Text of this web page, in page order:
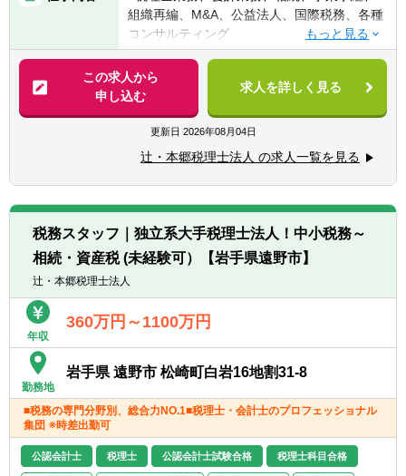
④税理士
⑤公認会計士
※税務業務未経験会計士の方も歓迎いたしま
す！！
【求める人物像】
■税務・会計にとどまらず、総合的な観点か
ら経営コンサルティングに携りたい方
組織再編、M&A、公益法人、国際税務、各種
コンサルティング
【法人全体の特色】
■業界トップレベルの規模でお客様に対して
サービス提供しています。
■チーム連携：税理士、公認会計士、中小企
業診断士など、税務・会計に関わる様々な分
野のエキスパートが集結し、案件によって
は、互いにチームを組んで業務を進めること
があります。
■広範囲な取扱業務
一般企業をはじめ、医療法人、公益法人、社
会福祉法人、地方公共団体、海外法人、個人
と幅広いお客様に対して、税務・会計サービ
スを提供しています。
この求人から
申し込む
求人を詳しく見る
更新日 2026年08月04日
辻・本郷税理士法人 の求人一覧を見る
税務スタッフ｜独立系大手税理士法人！中小税務～
相続・資産税 (未経験可）【岩手県遠野市】
辻・本郷税理士法人
年収
360万円～1100万円
勤務地
岩手県 遠野市 松崎町白岩16地割31-8
■税務の専門分野別、総合力NO.1■税理士・会計士のプロフェッショナル
集団 ※時差出勤可
公認会計士 税理士 公認会計士試験合格 税理士科目合格